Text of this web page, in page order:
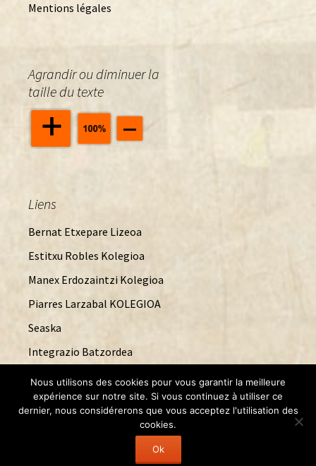
Mentions légales
Agrandir ou diminuer la
taille du texte
Liens
Bernat Etxepare Lizeoa
Estitxu Robles Kolegioa
Manex Erdozaintzi Kolegioa
Piarres Larzabal KOLEGIOA
Seaska
Integrazio Batzordea
Nous utilisons des cookies pour vous garantir la meilleure
expérience sur notre site. Si vous continuez à utiliser ce
dernier, nous considérerons que vous acceptez l'utilisation des
cookies.
Ok